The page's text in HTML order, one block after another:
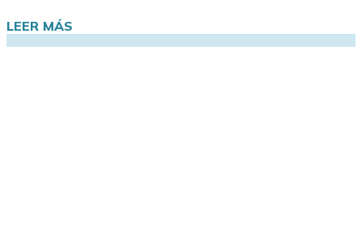
LEER MÁS